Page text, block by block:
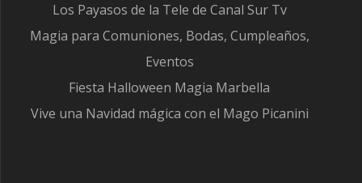
Los Payasos de la Tele de Canal Sur Tv
Magia para Comuniones, Bodas, Cumpleaños,
Eventos
Fiesta Halloween Magia Marbella
Vive una Navidad mágica con el Mago Picanini